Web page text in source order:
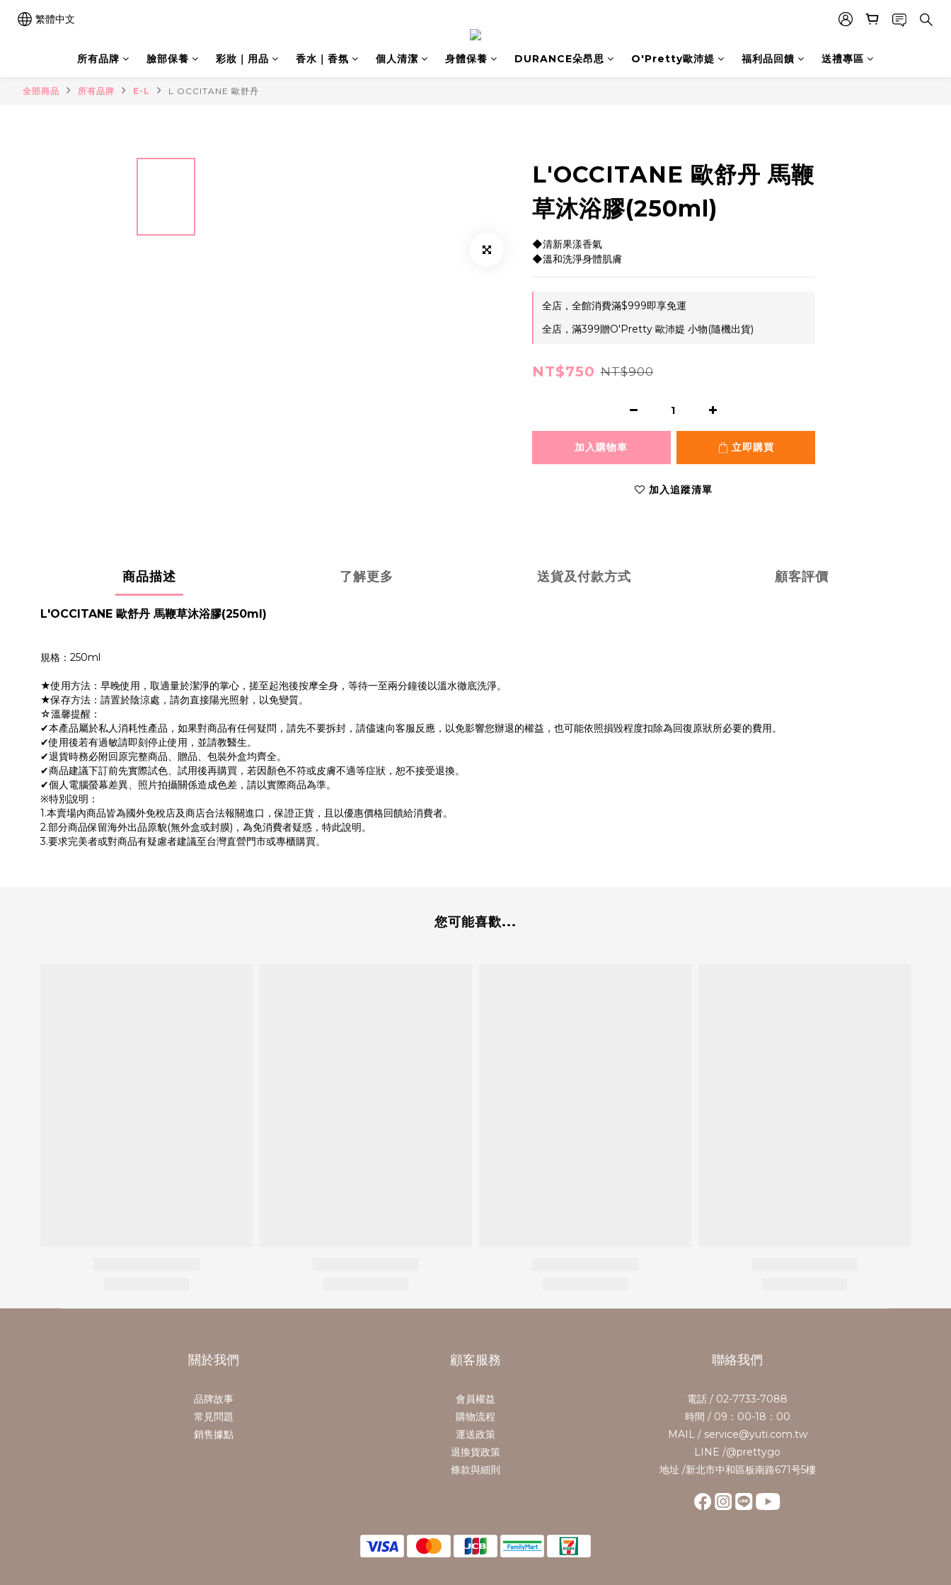
繁體中文
所有品牌 臉部保養 彩妝｜用品 香水｜香氛 個人清潔 身體保養 DURANCE朵昂思 O'Pretty歐沛媞 福利品回饋 送禮專區
全部商品 所有品牌 E-L L OCCITANE 歐舒丹
L'OCCITANE 歐舒丹 馬鞭
草沐浴膠(250ml)
◆清新果漾香氣
◆溫和洗淨身體肌膚
全店，全館消費滿$999即享免運
全店，滿399贈O'Pretty 歐沛媞 小物(隨機出貨)
NT$750 NT$900
加入購物車 立即購買
加入追蹤清單
商品描述 了解更多 送貨及付款方式 顧客評價
L'OCCITANE 歐舒丹 馬鞭草沐浴膠(250ml)
規格：250ml
★使用方法：早晚使用，取適量於潔淨的掌心，搓至起泡後按摩全身，等待一至兩分鐘後以溫水徹底洗淨。
★保存方法：請置於陰涼處，請勿直接陽光照射，以免變質。
☆溫馨提醒：
✔本產品屬於私人消耗性產品，如果對商品有任何疑問，請先不要拆封，請儘速向客服反應，以免影響您辦退的權益，也可能依照損毀程度扣除為回復原狀所必要的費用。
✔使用後若有過敏請即刻停止使用，並請教醫生。
✔退貨時務必附回原完整商品、贈品、包裝外盒均齊全。
✔商品建議下訂前先實際試色、試用後再購買，若因顏色不符或皮膚不適等症狀，恕不接受退換。
✔個人電腦螢幕差異、照片拍攝關係造成色差，請以實際商品為準。
※特別說明：
1.本賣場內商品皆為國外免稅店及商店合法報關進口，保證正貨，且以優惠價格回饋給消費者。
2.部分商品保留海外出品原貌(無外盒或封膜)，為免消費者疑惑，特此說明。
3.要求完美者或對商品有疑慮者建議至台灣直營門市或專櫃購買。
您可能喜歡...
關於我們
品牌故事
常見問題
銷售據點
顧客服務
會員權益
購物流程
運送政策
退換貨政策
條款與細則
聯絡我們
電話 / 02-7733-7088
時間 / 09：00-18：00
MAIL / service@yuti.com.tw
LINE /@prettygo
地址 /新北市中和區板南路671号5樓